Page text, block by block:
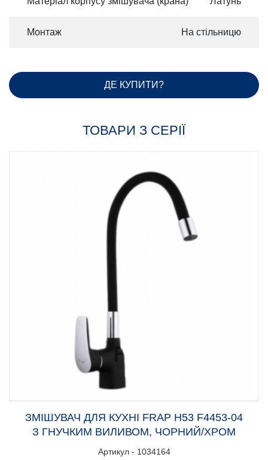
Монтаж На стільницю
ДЕ КУПИТИ?
ТОВАРИ З СЕРІЇ
ЗМІШУВАЧ ДЛЯ КУХНІ FRAP H53 F4453-04
З ГНУЧКИМ ВИЛИВОМ, ЧОРНИЙ/ХРОМ
Артикул - 1034164